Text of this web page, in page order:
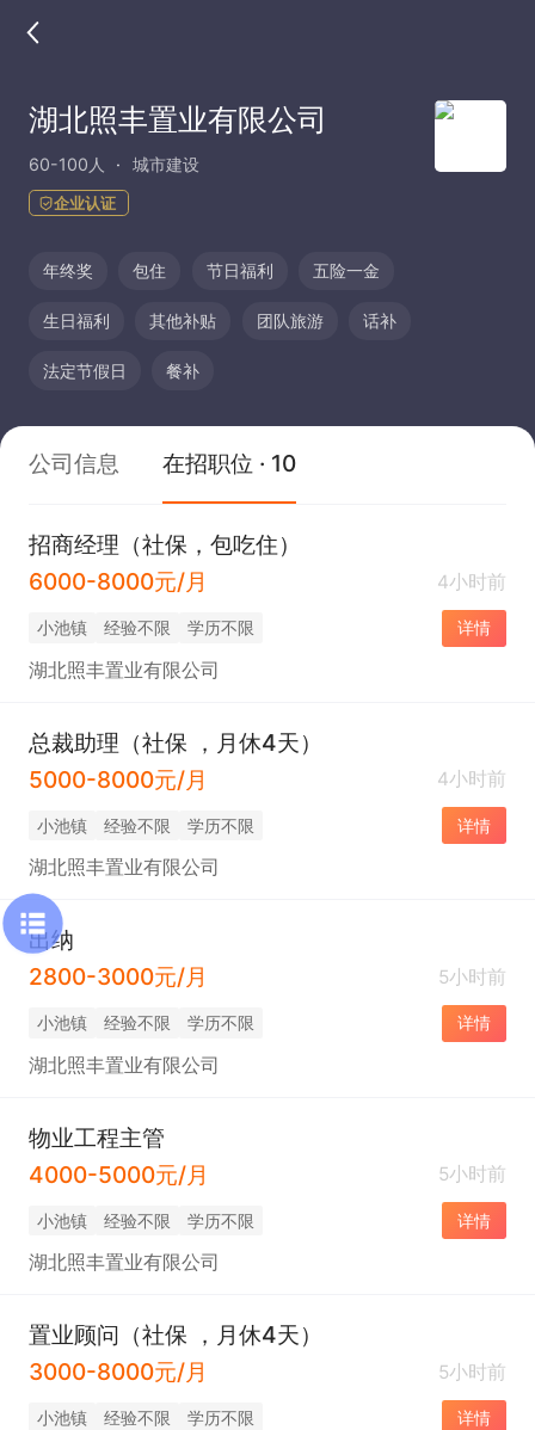
湖北照丰置业有限公司
60-100人 城市建设
企业认证
年终奖 包住 节日福利 五险一金
生日福利 其他补贴 团队旅游 话补
法定节假日 餐补
公司信息 在招职位 · 10
招商经理（社保，包吃住）
6000-8000元/月
4小时前
小池镇 经验不限 学历不限 详情
湖北照丰置业有限公司
总裁助理（社保 ，月休4天）
5000-8000元/月
4小时前
小池镇 经验不限 学历不限 详情
湖北照丰置业有限公司
出纳
2800-3000元/月
5小时前
小池镇 经验不限 学历不限 详情
湖北照丰置业有限公司
物业工程主管
4000-5000元/月
5小时前
小池镇 经验不限 学历不限 详情
湖北照丰置业有限公司
置业顾问（社保 ，月休4天）
3000-8000元/月
5小时前
小池镇 经验不限 学历不限 详情